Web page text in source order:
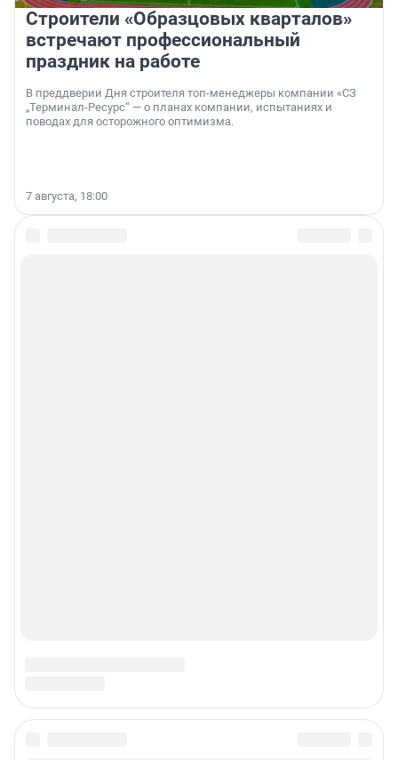
Строители «Образцовых кварталов»
встречают профессиональный
праздник на работе
В преддверии Дня строителя топ-менеджеры компании «СЗ
„Терминал-Ресурс“ — о планах компании, испытаниях и
поводах для осторожного оптимизма.
7 августа, 18:00